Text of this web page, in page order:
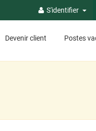
S'identifier
Devenir client Postes